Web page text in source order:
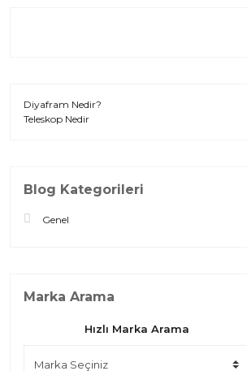
Diyafram Nedir?
Teleskop Nedir
Blog Kategorileri
Genel
Marka Arama
Hızlı Marka Arama